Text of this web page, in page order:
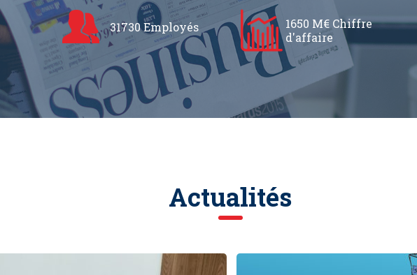
31730 Employés
1650 M€ Chiffre
d'affaire
Actualités